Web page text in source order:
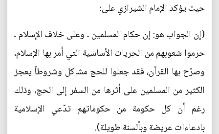
حيث يؤكد الإمام الشيرازي على:
(إن الجواب هو: إن حكام المسلمين ـ وعلى خلاف الإسلام ـ
حرموا شعوبهم من الحريات الأساسية التي أمر بها الإسلام،
وصرّح بها القرآن، فقد جعلوا للحج مشاكل وشروطاً يعجز
الكثير من المسلمين على أثرها من السفر إلى الحج، وذلك
رغم أن كل حكومة من حكوماتهم تدّعي الإسلامية
بادعاءات عريضة وبألسنة طويلة).